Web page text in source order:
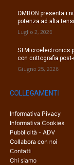
OMRON presenta i
potenza ad alta
Luglio 2, 2026
STMicroelectronics
con crittografia
Giugno 25, 2026
COLLEGAMENTI
Informativa Pivacy
Informativa Cookies
Pubblicità - ADV
Collabora con noi
Contatti
Chi siamo